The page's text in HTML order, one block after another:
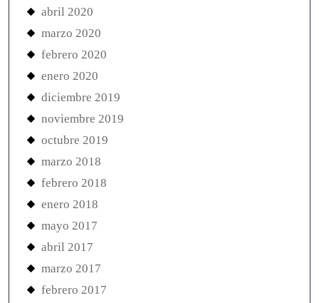
abril 2020
marzo 2020
febrero 2020
enero 2020
diciembre 2019
noviembre 2019
octubre 2019
marzo 2018
febrero 2018
enero 2018
mayo 2017
abril 2017
marzo 2017
febrero 2017